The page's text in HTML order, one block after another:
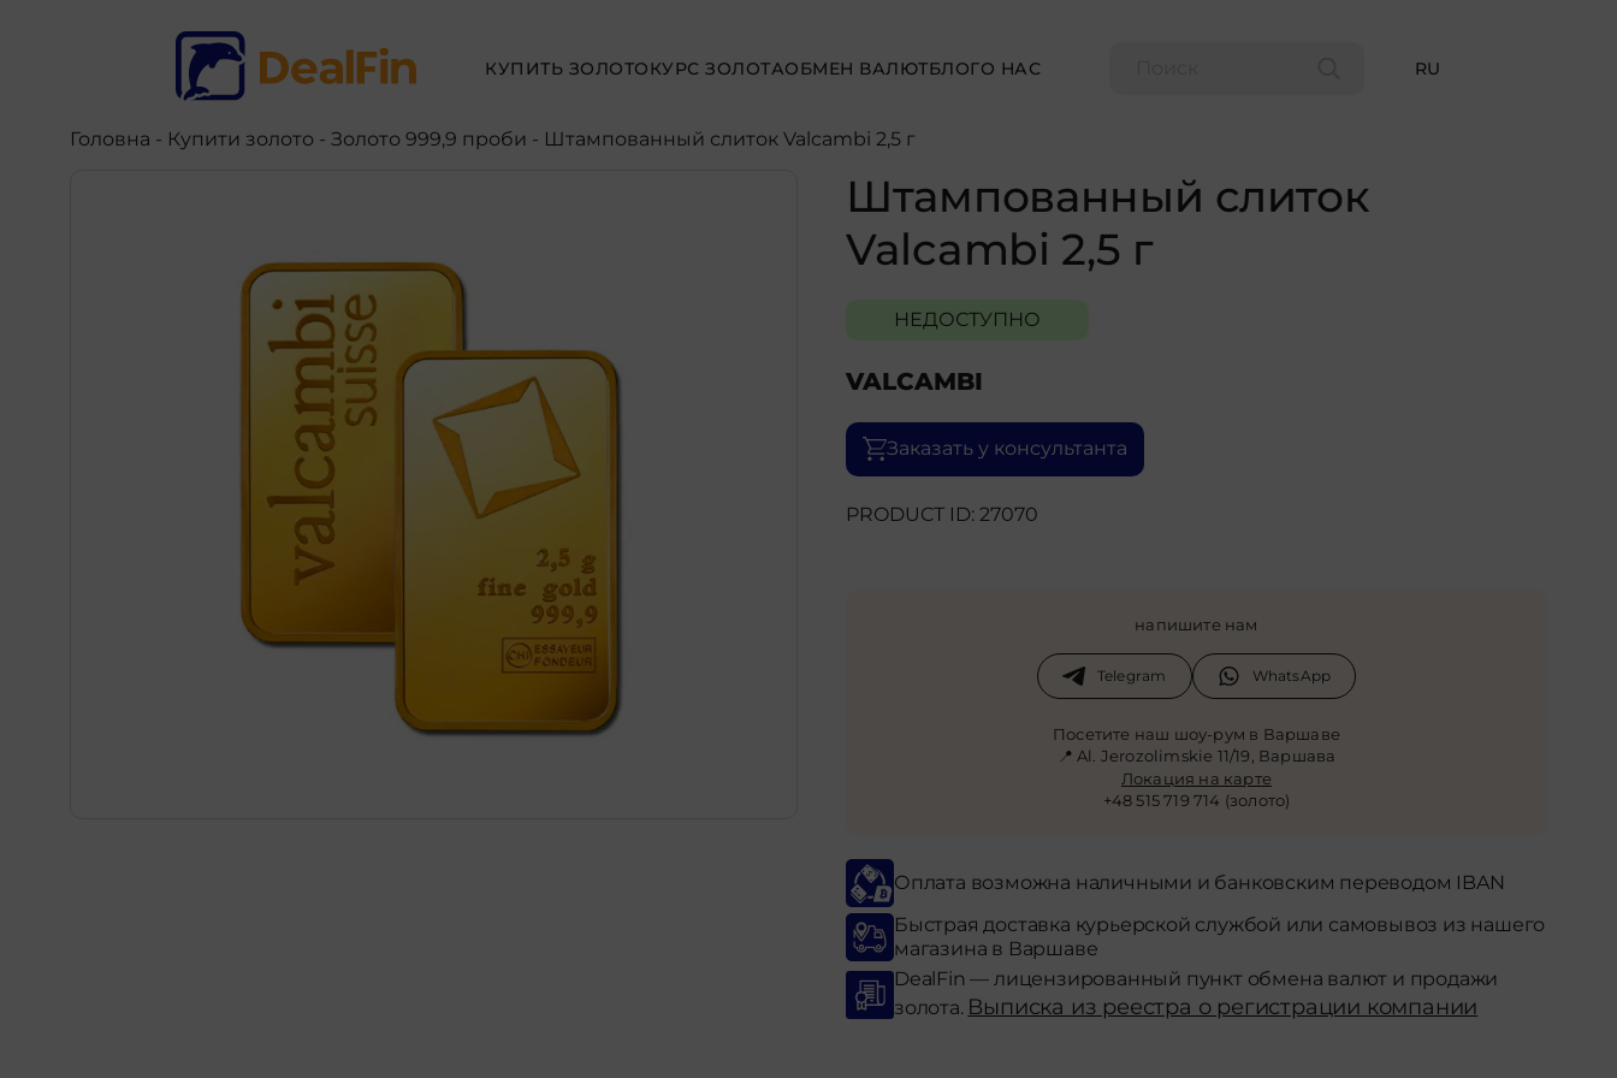
КУПИТЬ ЗОЛОТОКУРС ЗОЛОТАОБМЕН ВАЛЮТБЛОГО НАС RU
Головна - Купити золото - Золото 999,9 проби - Штампованный слиток Valcambi 2,5 г
Штампованный слиток
Valcambi 2,5 г
НЕДОСТУПНО
VALCAMBI
Заказать у консультанта
PRODUCT ID: 27070
напишите нам
Telegram WhatsApp
Посетите наш шоу-рум в Варшаве
📍 Al. Jerozolimskie 11/19, Варшава
Локация на карте
+48 515 719 714 (золото)
Оплата возможна наличными и банковским переводом IBAN
Быстрая доставка курьерской службой или самовывоз из нашего
магазина в Варшаве
DealFin — лицензированный пункт обмена валют и продажи
золота. Выписка из реестра о регистрации компании